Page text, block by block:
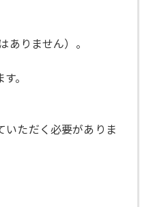
りません）。
。
いただく必要がありま